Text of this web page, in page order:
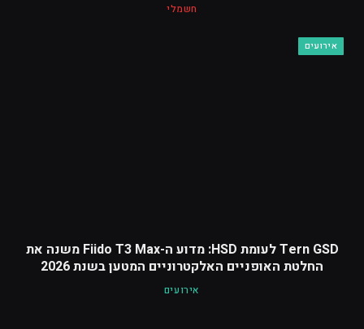
חשמלי
אירועים
Tern GSD לעומת HSD: מדוע ה-Fiido T3 Max משנה את
החלטת האופניים האלקטרוניים המטען בשנת 2026
אירועים